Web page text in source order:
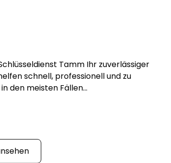
Tamm Ihr zuverlässiger
schnell, professionell und zu
den meisten Fällen
Tresor.